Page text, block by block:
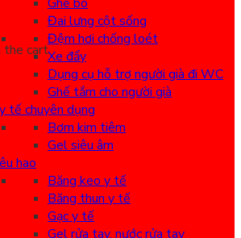
the cart.
Đai lưng cột sống
Đệm hơi chống loét
Xe đẩy
Dụng cụ hỗ trợ người già đi WC
Ghế tắm cho người già
tế chuyên dụng
Bơm kim tiêm
Gel siêu âm
hao
Băng keo y tế
Băng thun y tế
Gạc y tế
Gel rửa tay, nước rửa tay